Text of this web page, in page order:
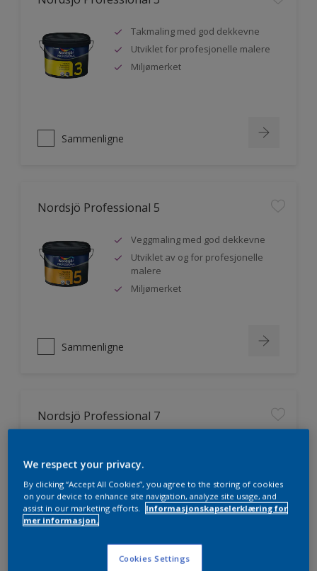
Takmaling med god dekkevne
Utviklet for profesjonelle malere
Miljømerket
Sammenligne
Nordsjö Professional 5
Veggmaling med god dekkevne
Utviklet av og for profesjonelle
malere
Miljømerket
Sammenligne
Nordsjö Professional 7
Lett å påføre og fordele
Jevnere og finere finish, også i
mørke farger
Sammenligne
We respect your privacy.
By clicking “Accept All Cookies”, you agree to the storing of cookies
on your device to enhance site navigation, analyze site usage, and
assist in our marketing efforts.
Informasjonskapselerklæring for
mer informasjon.
Cookies Settings